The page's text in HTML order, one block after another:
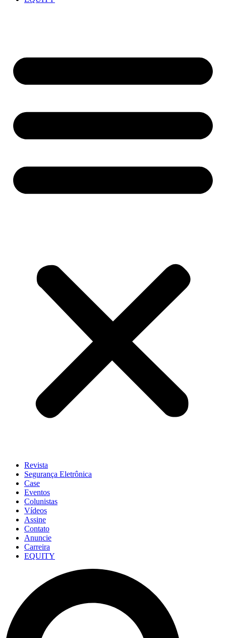
Revista
Segurança Eletrônica
Case
Eventos
Colunistas
Vídeos
Assine
Contato
Anuncie
Carreira
EQUITY